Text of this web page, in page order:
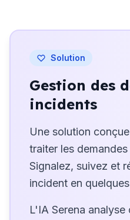
Solution
Gestion des
incidents
Une solution
traiter les
Signalez, suivez et
incident en
L'IA Serena